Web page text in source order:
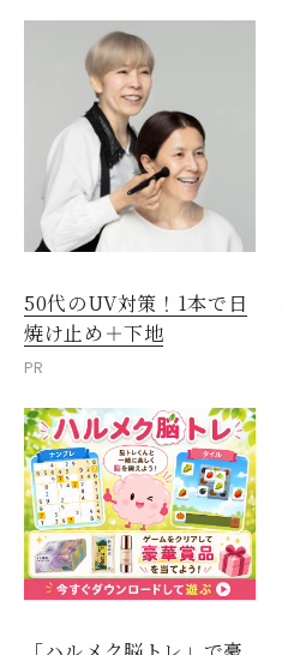
50代のUV対策！1本で日
焼け止め＋下地
PR